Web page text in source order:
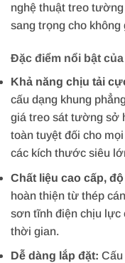
nghệ thuật treo
sang trọng cho không
Đặc điểm nổi bật
Khả năng chịu tải
cấu dạng khung
giá treo sát tường sở
toàn tuyệt đối cho
các kích thước siêu
Chất liệu cao cấp,
hoàn thiện từ thép
sơn tĩnh điện chịu lực
thời gian.
Dễ dàng lắp đặt: Cấu